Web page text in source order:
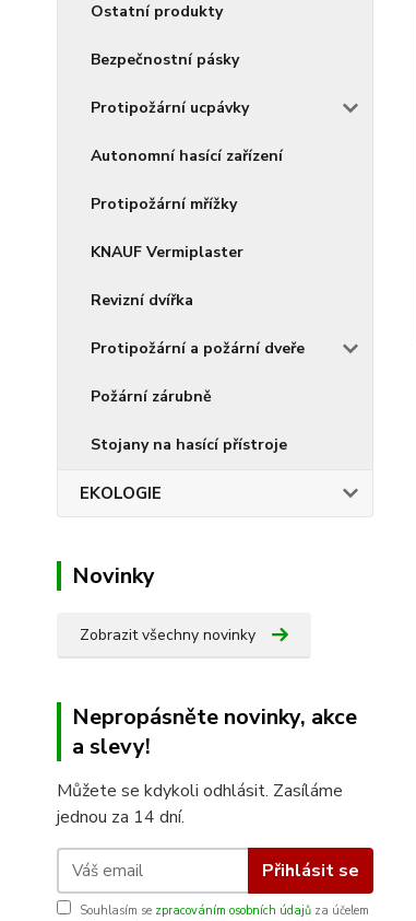
Ostatní produkty
Bezpečnostní pásky
Protipožární ucpávky
Autonomní hasící zařízení
Protipožární mřížky
KNAUF Vermiplaster
Revizní dvířka
Protipožární a požární dveře
Požární zárubně
Stojany na hasící přístroje
EKOLOGIE
Novinky
Zobrazit všechny novinky
Nepropásněte novinky, akce
a slevy!
Můžete se kdykoli odhlásit. Zasíláme
jednou za 14 dní.
Přihlásit se
Souhlasím se zpracováním osobních údajů za účelem